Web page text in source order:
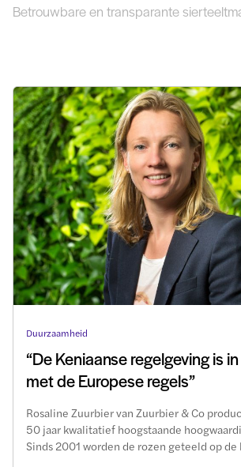
Betrouwbare en transparante
Duurzaamheid
“De Keniaanse regelgeving is
met de Europese regels”
Rosaline Zuurbier van Zuurbier & Co
50 jaar kwalitatief hoogstaande
Sinds 2001 worden de rozen geteeld op